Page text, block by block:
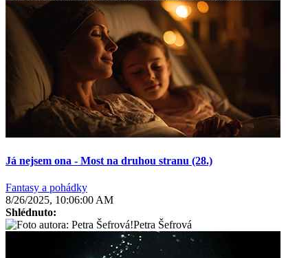
Já nejsem ona - Most na druhou stranu (28.)
Fantasy a pohádky
8/26/2025, 10:06:00 AM
Shlédnuto:
Petra Šefrová